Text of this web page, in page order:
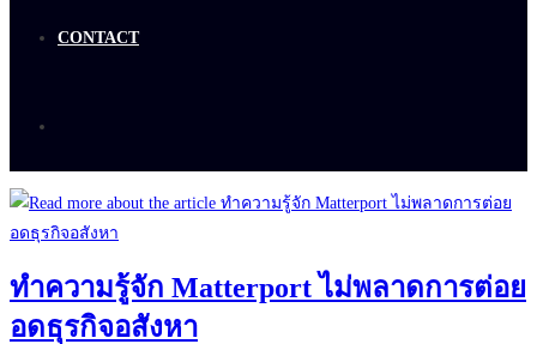
CONTACT
ทำความรู้จัก Matterport ไม่พลาดการต่อย
อดธุรกิจอสังหา